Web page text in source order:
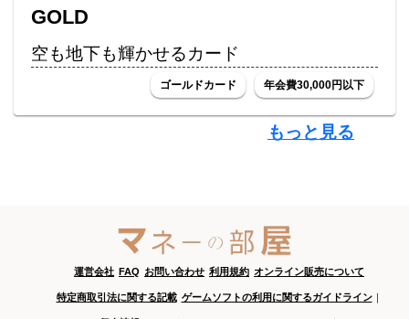
GOLD
空も地下も輝かせるカード
ゴールドカード 年会費30,000円以下
もっと見る
運営会社 FAQ お問い合わせ 利用規約 オンライン販売について
特定商取引法に関する記載 ゲームソフトの利用に関するガイドライン｜